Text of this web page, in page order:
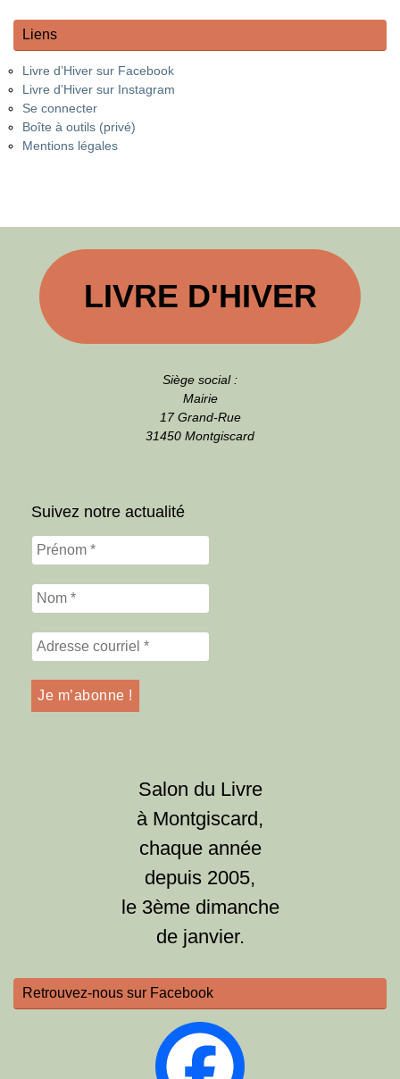
Liens
Livre d’Hiver sur Facebook
Livre d’Hiver sur Instagram
Se connecter
Boîte à outils (privé)
Mentions légales
LIVRE D'HIVER
Siège social :
Mairie
17 Grand-Rue
31450 Montgiscard
Suivez notre actualité
Salon du Livre
à Montgiscard,
chaque année
depuis 2005,
le 3ème dimanche
de janvier.
Retrouvez-nous sur Facebook